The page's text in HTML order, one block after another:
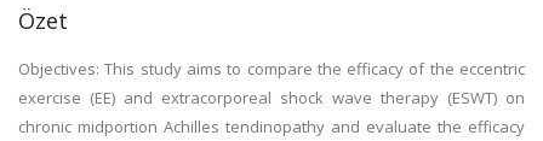
Özet
Objectives: This study aims to compare the efficacy of the eccentric
exercise (EE) and extracorporeal shock wave therapy (ESWT) on
chronic midportion Achilles tendinopathy and evaluate the efficacy